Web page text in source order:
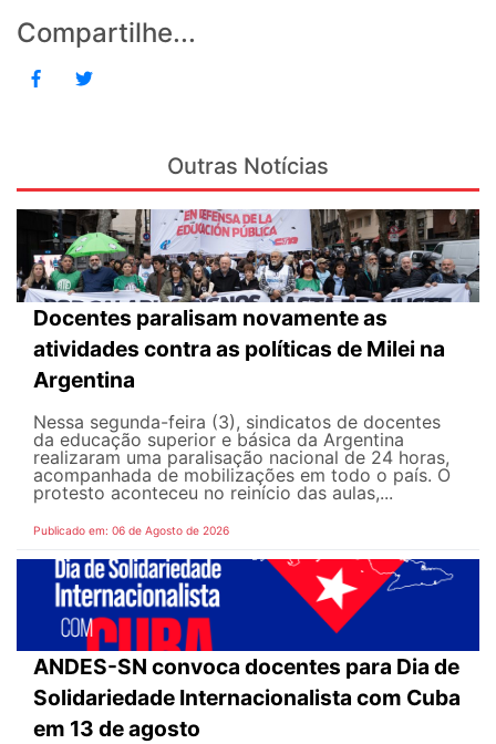
Compartilhe...
Outras Notícias
Docentes paralisam novamente as
atividades contra as políticas de Milei na
Argentina
Nessa segunda-feira (3), sindicatos de docentes
da educação superior e básica da Argentina
realizaram uma paralisação nacional de 24 horas,
acompanhada de mobilizações em todo o país. O
protesto aconteceu no reinício das aulas,...
Publicado em: 06 de Agosto de 2026
ANDES-SN convoca docentes para Dia de
Solidariedade Internacionalista com Cuba
em 13 de agosto